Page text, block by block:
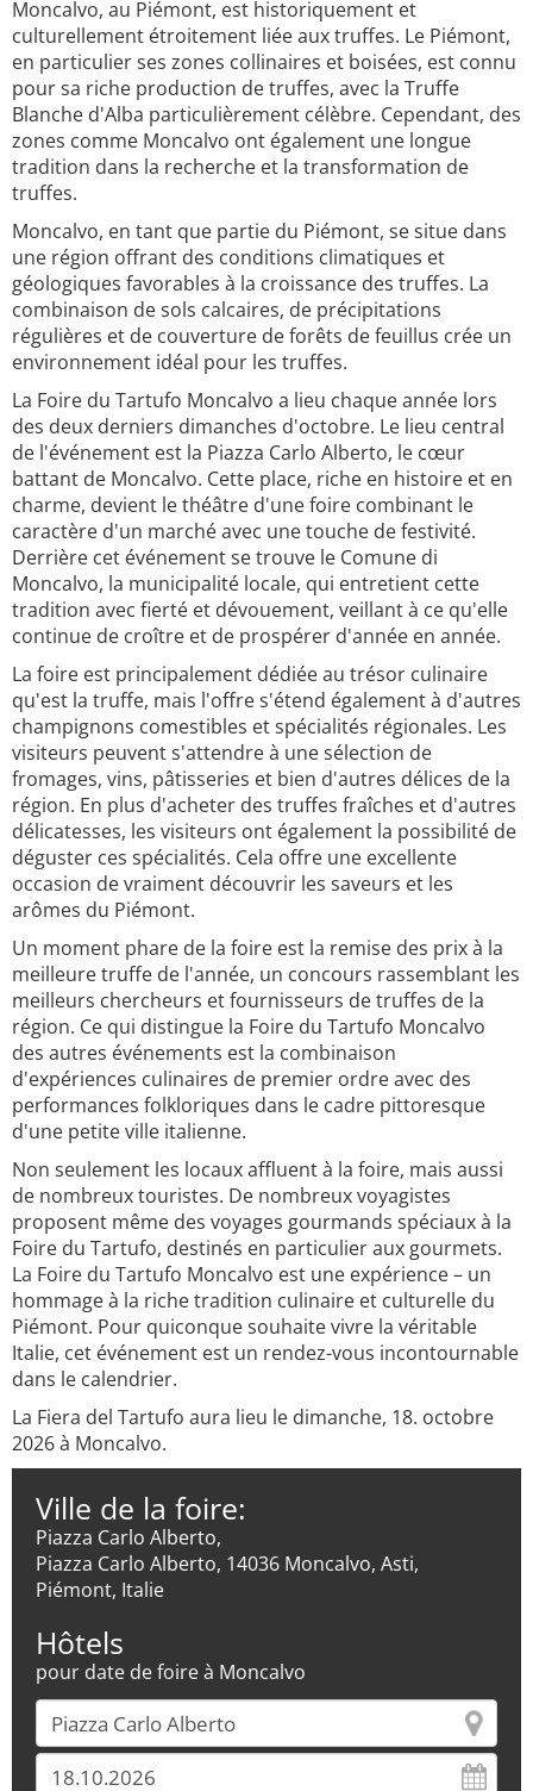
Moncalvo, au Piémont, est historiquement et
culturellement étroitement liée aux truffes. Le Piémont,
en particulier ses zones collinaires et boisées, est connu
pour sa riche production de truffes, avec la Truffe
Blanche d'Alba particulièrement célèbre. Cependant, des
zones comme Moncalvo ont également une longue
tradition dans la recherche et la transformation de
truffes.
Moncalvo, en tant que partie du Piémont, se situe dans
une région offrant des conditions climatiques et
géologiques favorables à la croissance des truffes. La
combinaison de sols calcaires, de précipitations
régulières et de couverture de forêts de feuillus crée un
environnement idéal pour les truffes.
La Foire du Tartufo Moncalvo a lieu chaque année lors
des deux derniers dimanches d'octobre. Le lieu central
de l'événement est la Piazza Carlo Alberto, le cœur
battant de Moncalvo. Cette place, riche en histoire et en
charme, devient le théâtre d'une foire combinant le
caractère d'un marché avec une touche de festivité.
Derrière cet événement se trouve le Comune di
Moncalvo, la municipalité locale, qui entretient cette
tradition avec fierté et dévouement, veillant à ce qu'elle
continue de croître et de prospérer d'année en année.
La foire est principalement dédiée au trésor culinaire
qu'est la truffe, mais l'offre s'étend également à d'autres
champignons comestibles et spécialités régionales. Les
visiteurs peuvent s'attendre à une sélection de
fromages, vins, pâtisseries et bien d'autres délices de la
région. En plus d'acheter des truffes fraîches et d'autres
délicatesses, les visiteurs ont également la possibilité de
déguster ces spécialités. Cela offre une excellente
occasion de vraiment découvrir les saveurs et les
arômes du Piémont.
Un moment phare de la foire est la remise des prix à la
meilleure truffe de l'année, un concours rassemblant les
meilleurs chercheurs et fournisseurs de truffes de la
région. Ce qui distingue la Foire du Tartufo Moncalvo
des autres événements est la combinaison
d'expériences culinaires de premier ordre avec des
performances folkloriques dans le cadre pittoresque
d'une petite ville italienne.
Non seulement les locaux affluent à la foire, mais aussi
de nombreux touristes. De nombreux voyagistes
proposent même des voyages gourmands spéciaux à la
Foire du Tartufo, destinés en particulier aux gourmets.
La Foire du Tartufo Moncalvo est une expérience – un
hommage à la riche tradition culinaire et culturelle du
Piémont. Pour quiconque souhaite vivre la véritable
Italie, cet événement est un rendez-vous incontournable
dans le calendrier.
La Fiera del Tartufo aura lieu le dimanche, 18. octobre
2026 à Moncalvo.
Ville de la foire:
Piazza Carlo Alberto,
Piazza Carlo Alberto, 14036 Moncalvo, Asti,
Piémont, Italie
Hôtels
pour date de foire à Moncalvo